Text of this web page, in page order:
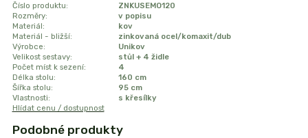
Číslo produktu:
ZNKUSEMO120
Rozměry:
v popisu
Materiál:
kov
Materiál - bližší:
zinkovaná ocel/komaxit/dub
Výrobce:
Unikov
Velikost sestavy:
stůl + 4 židle
Počet míst k sezení:
4
Délka stolu:
160 cm
Šířka stolu:
95 cm
Vlastnosti:
s křesílky
Hlídat cenu / dostupnost
Podobné produkty